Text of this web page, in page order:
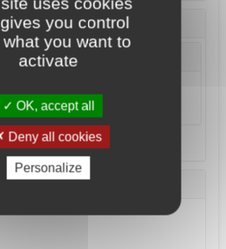
you control
you want to
activate
OK, accept all
Deny all cookies
Personalize
d'Identité ou Passeport *
de conduire n'est pas acceptée